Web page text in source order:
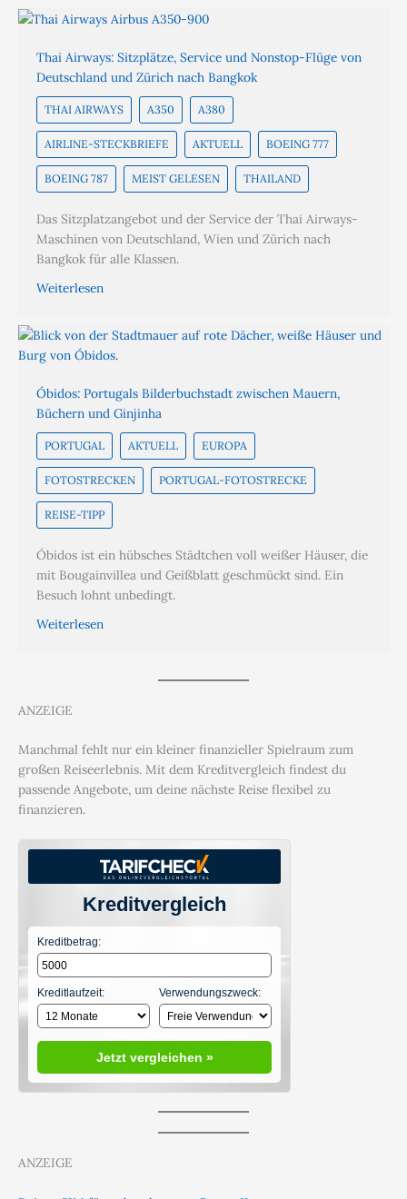
Thai Airways: Sitzplätze, Service und Nonstop-Flüge von
Deutschland und Zürich nach Bangkok
THAI AIRWAYS A350 A380
AIRLINE-STECKBRIEFE AKTUELL BOEING 777
BOEING 787 MEIST GELESEN THAILAND
Das Sitzplatzangebot und der Service der Thai Airways-
Maschinen von Deutschland, Wien und Zürich nach
Bangkok für alle Klassen.
Weiterlesen
Óbidos: Portugals Bilderbuchstadt zwischen Mauern,
Büchern und Ginjinha
PORTUGAL AKTUELL EUROPA
FOTOSTRECKEN PORTUGAL-FOTOSTRECKE
REISE-TIPP
Óbidos ist ein hübsches Städtchen voll weißer Häuser, die
mit Bougainvillea und Geißblatt geschmückt sind. Ein
Besuch lohnt unbedingt.
Weiterlesen
ANZEIGE
Manchmal fehlt nur ein kleiner finanzieller Spielraum zum
großen Reiseerlebnis. Mit dem Kreditvergleich findest du
passende Angebote, um deine nächste Reise flexibel zu
finanzieren.
Kreditvergleich
Kreditbetrag:
Kreditlaufzeit: Verwendungszweck:
Jetzt vergleichen »
ANZEIGE